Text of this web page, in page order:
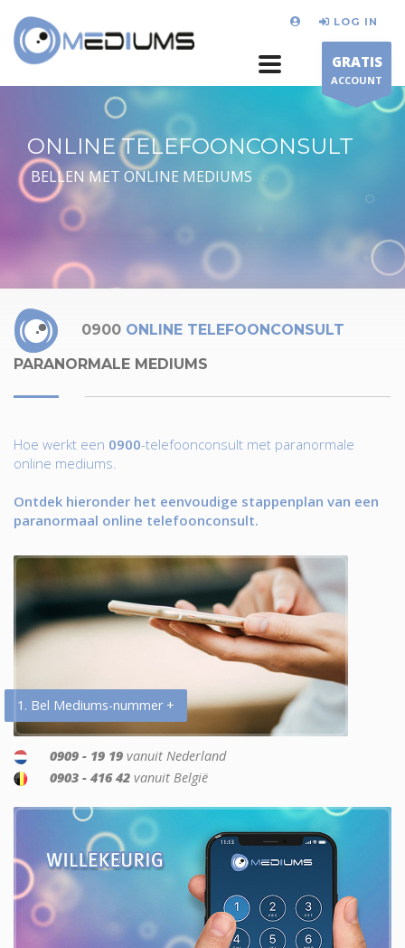
LOG IN
GRATIS
ACCOUNT
ONLINE TELEFOONCONSULT
BELLEN MET ONLINE MEDIUMS
0900 ONLINE TELEFOONCONSULT
PARANORMALE MEDIUMS
Hoe werkt een 0900-telefoonconsult met paranormale
online mediums.
Ontdek hieronder het eenvoudige stappenplan van een
paranormaal online telefoonconsult.
1. Bel Mediums-nummer +
0909 - 19 19 vanuit Nederland
0903 - 416 42 vanuit België